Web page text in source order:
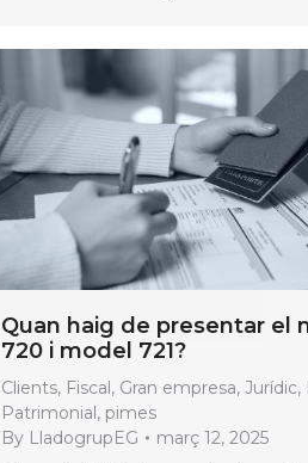
Quan haig de presentar el
720 i model 721?
Clients, Fiscal, Gran empresa, Jurídic,
Patrimonial, pimes
By LladogrupEG març 12, 2025